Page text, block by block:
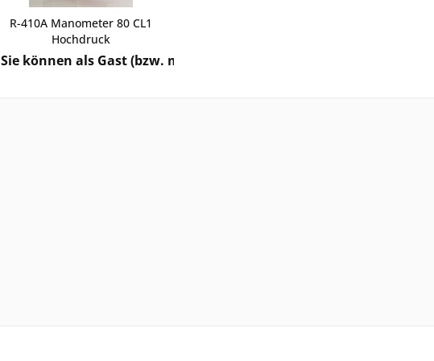
R-410A Manometer 80 CL1
Hochdruck
Sie können als Gast (bzw. mit Ihrem derzeitigen Status) keine Preise